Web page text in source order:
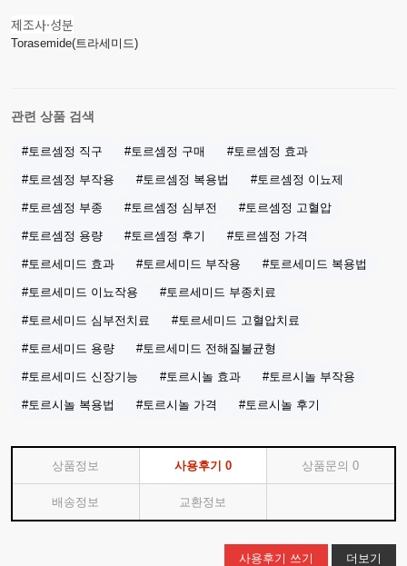
제조사·성분
Torasemide(트라세미드)
관련 상품 검색
#토르셈정 직구 #토르셈정 구매 #토르셈정 효과
#토르셈정 부작용 #토르셈정 복용법 #토르셈정 이뇨제
#토르셈정 부종 #토르셈정 심부전 #토르셈정 고혈압
#토르셈정 용량 #토르셈정 후기 #토르셈정 가격
#토르세미드 효과 #토르세미드 부작용 #토르세미드 복용법
#토르세미드 이뇨작용 #토르세미드 부종치료
#토르세미드 심부전치료 #토르세미드 고혈압치료
#토르세미드 용량 #토르세미드 전해질불균형
#토르세미드 신장기능 #토르시놀 효과 #토르시놀 부작용
#토르시놀 복용법 #토르시놀 가격 #토르시놀 후기
상품정보 사용후기 0 상품문의0
배송정보 교환정보
사용후기 쓰기 더보기